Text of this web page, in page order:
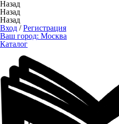
Назад
Назад
Назад
Вход /Регистрация
Ваш город: Москва
Каталог